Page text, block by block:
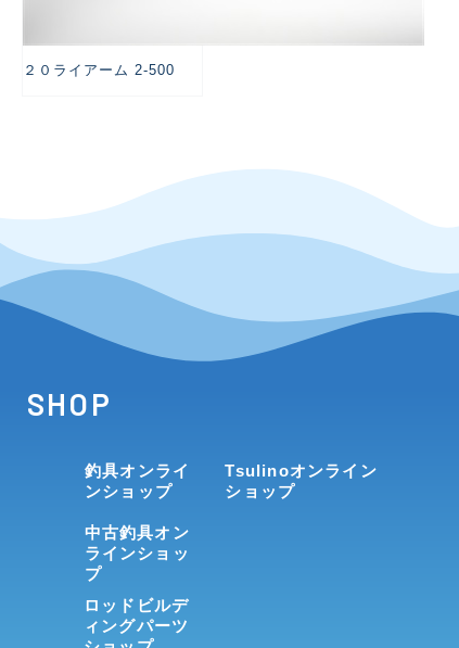
２０ライアーム 2-500
SHOP
釣具オンライ
ンショップ
中古釣具オン
ラインショッ
プ
ロッドビルデ
ィングパーツ
Tsulinoオンライン
ショップ